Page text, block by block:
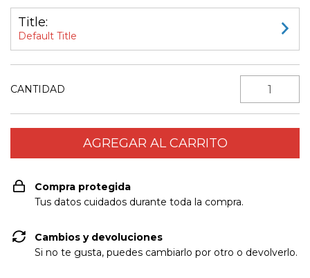
Title:
Default Title
CANTIDAD
Compra protegida
Tus datos cuidados durante toda la compra.
Cambios y devoluciones
Si no te gusta, puedes cambiarlo por otro o devolverlo.